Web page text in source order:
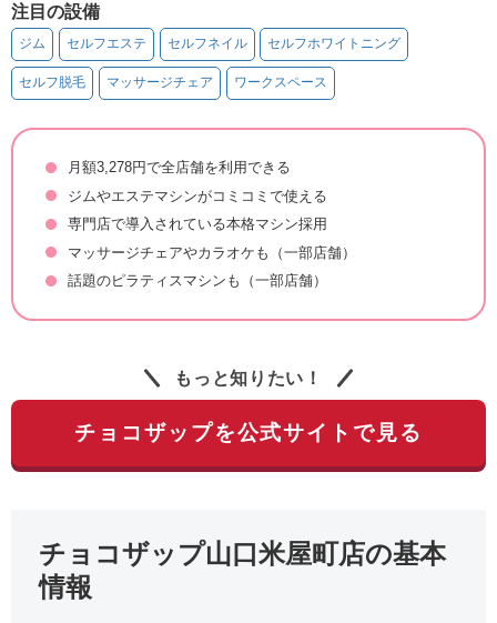
注目の設備
ジム セルフエステ セルフネイル セルフホワイトニング
セルフ脱毛 マッサージチェア ワークスペース
月額3,278円で全店舗を利用できる
ジムやエステマシンがコミコミで使える
専門店で導入されている本格マシン採用
マッサージチェアやカラオケも（一部店舗）
話題のピラティスマシンも（一部店舗）
もっと知りたい！
チョコザップを公式サイトで見る
チョコザップ山口米屋町店の基本
情報